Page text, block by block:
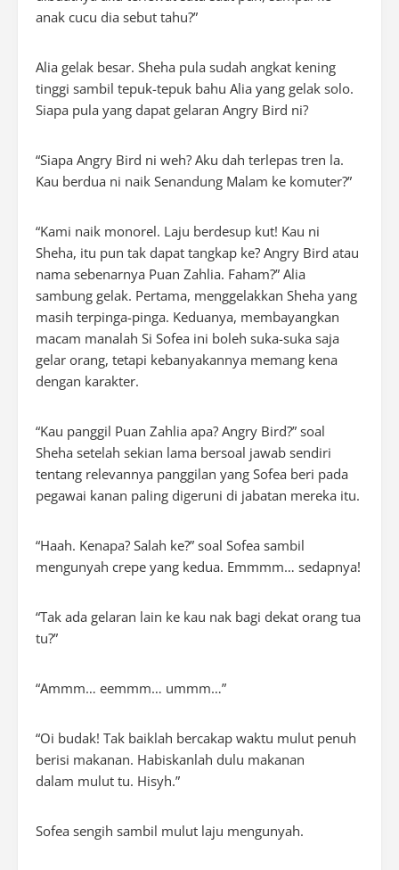
anak cucu dia sebut tahu?”
Alia gelak besar. Sheha pula sudah angkat kening
tinggi sambil tepuk-tepuk bahu Alia yang gelak solo.
Siapa pula yang dapat gelaran Angry Bird ni?
“Siapa Angry Bird ni weh? Aku dah terlepas tren la.
Kau berdua ni naik Senandung Malam ke komuter?”
“Kami naik monorel. Laju berdesup kut! Kau ni
Sheha, itu pun tak dapat tangkap ke? Angry Bird atau
nama sebenarnya Puan Zahlia. Faham?” Alia
sambung gelak. Pertama, menggelakkan Sheha yang
masih terpinga-pinga. Keduanya, membayangkan
macam manalah Si Sofea ini boleh suka-suka saja
gelar orang, tetapi kebanyakannya memang kena
dengan karakter.
“Kau panggil Puan Zahlia apa? Angry Bird?” soal
Sheha setelah sekian lama bersoal jawab sendiri
tentang relevannya panggilan yang Sofea beri pada
pegawai kanan paling digeruni di jabatan mereka itu.
“Haah. Kenapa? Salah ke?” soal Sofea sambil
mengunyah crepe yang kedua. Emmmm… sedapnya!
“Tak ada gelaran lain ke kau nak bagi dekat orang tua
tu?”
“Ammm… eemmm… ummm…”
“Oi budak! Tak baiklah bercakap waktu mulut penuh
berisi makanan. Habiskanlah dulu makanan
dalam mulut tu. Hisyh.”
Sofea sengih sambil mulut laju mengunyah.